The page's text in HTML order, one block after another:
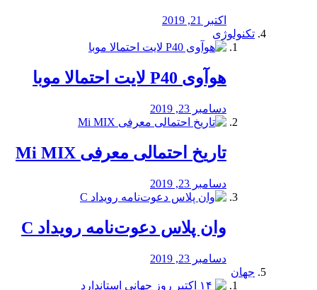
اکتبر 21, 2019
تکنولوژی
هوآوی P40 لایت احتمالا موبا
دسامبر 23, 2019
تاریخ احتمالی معرفی Mi MIX
دسامبر 23, 2019
وان پلاس دعوت‌نامه رویداد C
دسامبر 23, 2019
جهان